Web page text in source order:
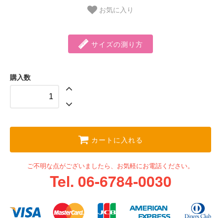
お気に入り
サイズの測り方
購入数
カートに入れる
ご不明な点がございましたら、お気軽にお電話ください。
Tel. 06-6784-0030